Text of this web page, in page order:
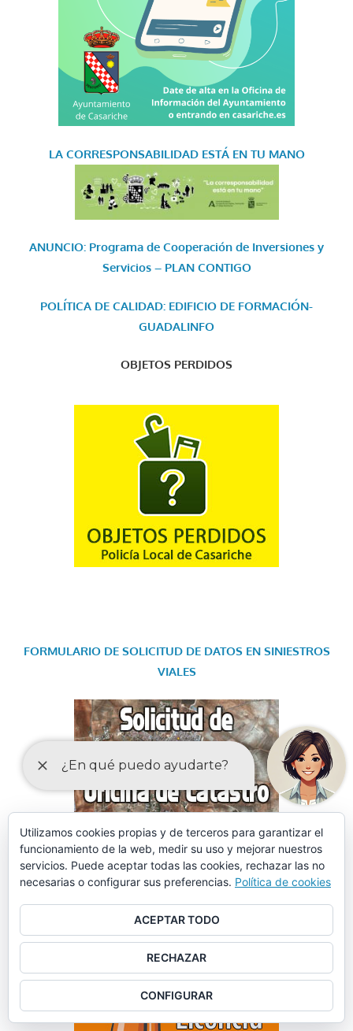
LA CORRESPONSABILIDAD ESTÁ EN TU MANO
ANUNCIO: Programa de Cooperación de Inversiones y
Servicios – PLAN CONTIGO
POLÍTICA DE CALIDAD: EDIFICIO DE FORMACIÓN-
GUADALINFO
OBJETOS PERDIDOS
FORMULARIO DE SOLICITUD DE DATOS EN SINIESTROS
VIALES
Utilizamos cookies propias y de terceros para garantizar el
funcionamiento de la web, medir su uso y mejorar nuestros
servicios. Puede aceptar todas las cookies, rechazar las no
necesarias o configurar sus preferencias. Política de cookies
ACEPTAR TODO
RECHAZAR
CONFIGURAR